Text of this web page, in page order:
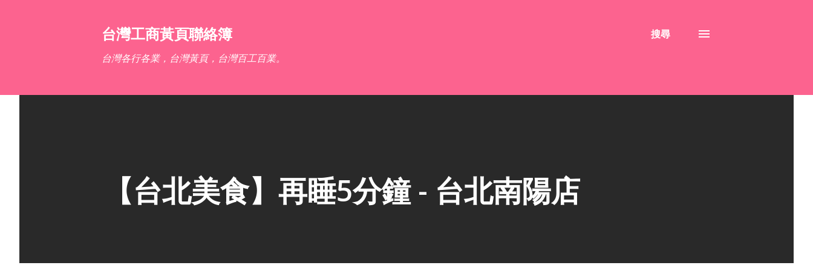
台灣工商黃頁聯絡簿
台灣各行各業，台灣黃頁，台灣百工百業。
搜尋
【台北美食】再睡5分鐘 - 台北南陽店